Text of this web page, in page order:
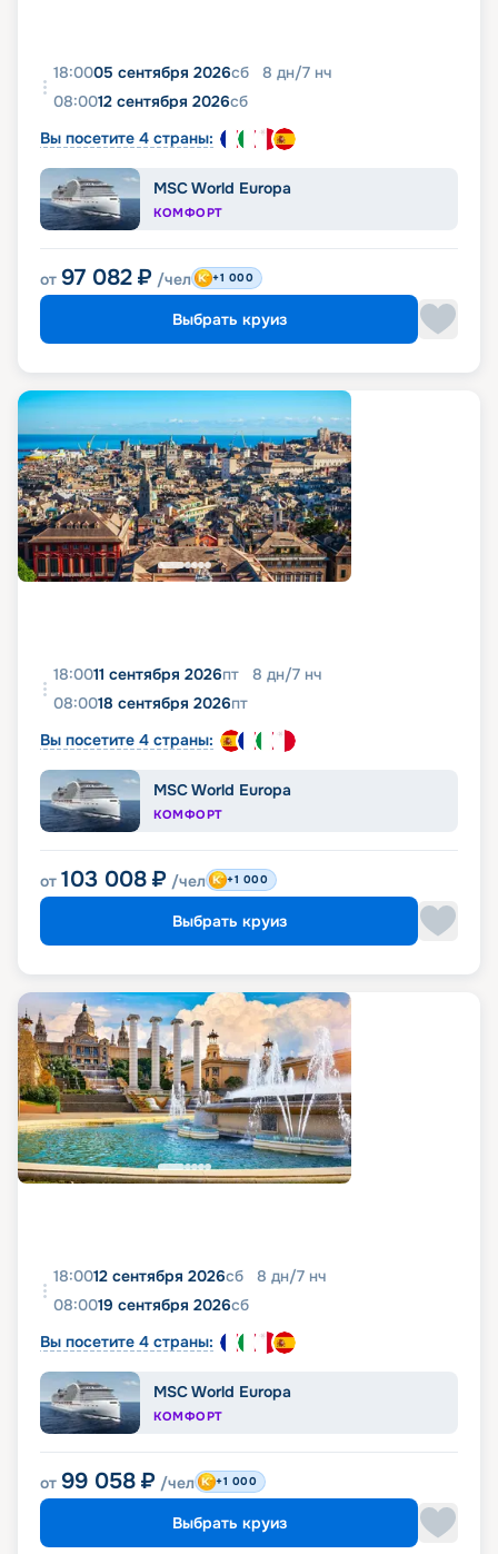
18:0005 сентября 2026сб 8 дн/7 нч
08:0012 сентября 2026сб
Вы посетите 4 страны:
MSC World Europa
КОМФОРТ
от 97 082 ₽ /чел +1 000
Выбрать круиз
18:0011 сентября 2026пт 8 дн/7 нч
08:0018 сентября 2026пт
Вы посетите 4 страны:
MSC World Europa
КОМФОРТ
от 103 008 ₽ /чел +1 000
Выбрать круиз
18:0012 сентября 2026сб 8 дн/7 нч
08:0019 сентября 2026сб
Вы посетите 4 страны:
MSC World Europa
КОМФОРТ
от 99 058 ₽ /чел +1 000
Выбрать круиз